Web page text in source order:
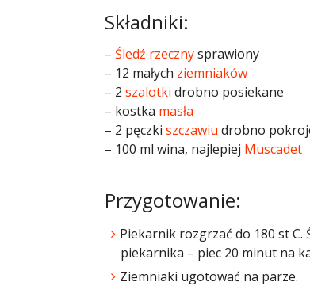
Składniki:
– Śledź rzecznysprawiony
– 12 małych ziemniaków
– 2 szalotki drobno posiekane
– kostka masła
– 2 pęczki szczawiu drobno
– 100 ml wina, najlepiej Muscadet
Przygotowanie:
Piekarnik rozgrzać do 180 st C.
piekarnika – piec 20 minut na
Ziemniaki ugotować na parze.